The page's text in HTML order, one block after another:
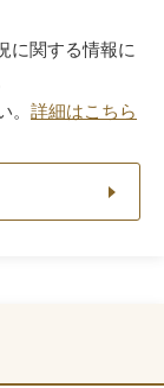
に関する情報に
。 詳細はこちら